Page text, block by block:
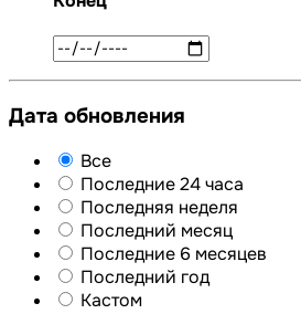
Дата обновления
Все
Последние 24 часа
Последняя неделя
Последний месяц
Последние 6 месяцев
Последний год
Кастом